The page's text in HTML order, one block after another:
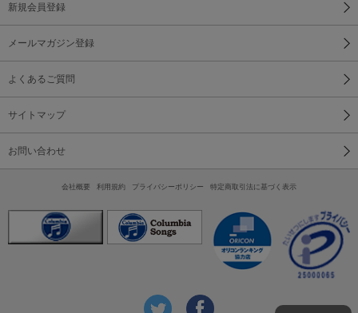
新規会員登録
メールマガジン登録
よくあるご質問
サイトマップ
お問い合わせ
会社概要 利用規約 プライバシーポリシー 特定商取引法に基づく表示